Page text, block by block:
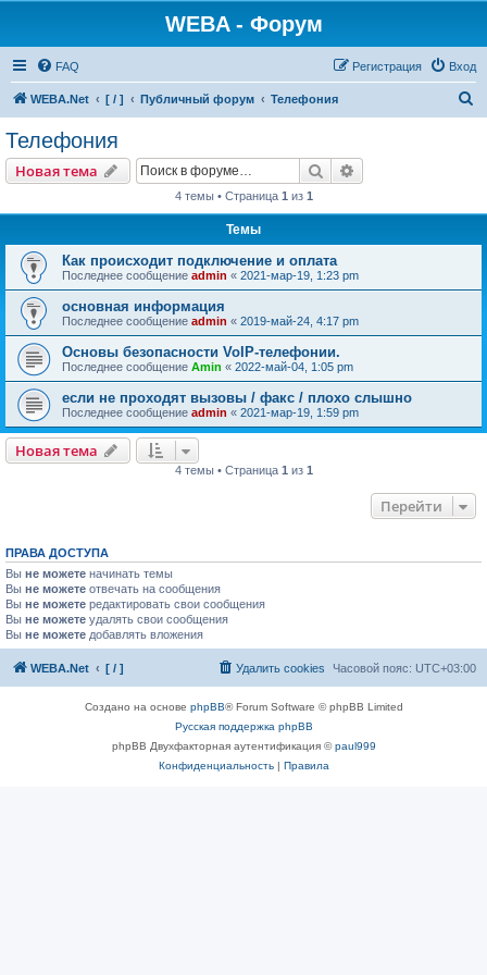
WEBA - Форум
FAQ Вход
Регистрация
WEBA.Net [ / ] Публичный форум Телефония
Телефония
Новая тема Поиск
4 темы • Страница 1 из 1
Темы
Как происходит подключение и оплата
Последнее сообщение admin « 2021-мар-19, 1:23 pm
основная информация
Последнее сообщение admin « 2019-май-24, 4:17 pm
Основы безопасности VoIP-телефонии.
Последнее сообщение Amin « 2022-май-04, 1:05 pm
если не проходят вызовы / факс / плохо слышно
Последнее сообщение admin « 2021-мар-19, 1:59 pm
Новая тема
4 темы • Страница 1 из 1
Перейти
ПРАВА ДОСТУПА
Вы не можете начинать темы
Вы не можете отвечать на сообщения
Вы не можете редактировать свои сообщения
Вы не можете удалять свои сообщения
Вы не можете добавлять вложения
WEBA.Net [ / ] Часовой пояс: UTC+03:00
Удалить cookies
Создано на основе phpBB® Forum Software © phpBB Limited
Русская поддержка phpBB
phpBB Двухфакторная аутентификация ©paul999
Конфиденциальность| Правила